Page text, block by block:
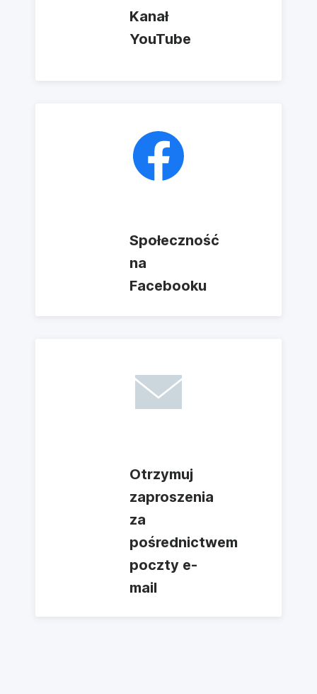
Kanał
YouTube
Społeczność
na
Facebooku
Otrzymuj
zaproszenia
za
pośrednictwem
poczty e-
mail